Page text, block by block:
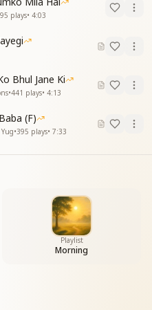
plays• 4:03
Bhul Jane Ki
•441 plays• 4:13
(F)
•395 plays• 7:33
Playlist
Morning